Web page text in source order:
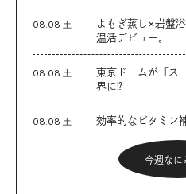
08.08 土
よもぎ蒸し×岩盤
温活デビュー。
08.08 土
東京ドームが『ス
界に⁉︎
08.08 土 効率的なビタミン
今週なに